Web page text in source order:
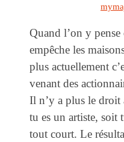
Quand l’on y pense
empêche les
plus actuellement
venant des
Il n’y a plus le droit
tu es un artiste, soit
tout court. Le